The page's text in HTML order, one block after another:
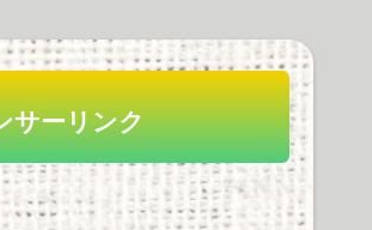
らの趣味がどれだけ低俗
(高尚)かわかるのだ
好きなノベルゲーソング
は？ にわか「鳥の詩」
サーリンク